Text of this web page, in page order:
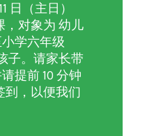
日（主日）
，对象为 幼儿
学六年级
子。请家长带
提前 10 分钟
到，以便我们